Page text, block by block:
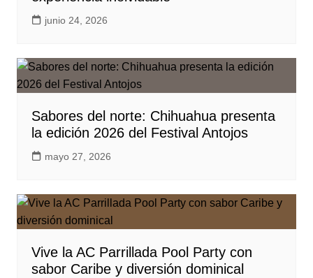
junio 24, 2026
Sabores del norte: Chihuahua presenta
la edición 2026 del Festival Antojos
mayo 27, 2026
Vive la AC Parrillada Pool Party con
sabor Caribe y diversión dominical